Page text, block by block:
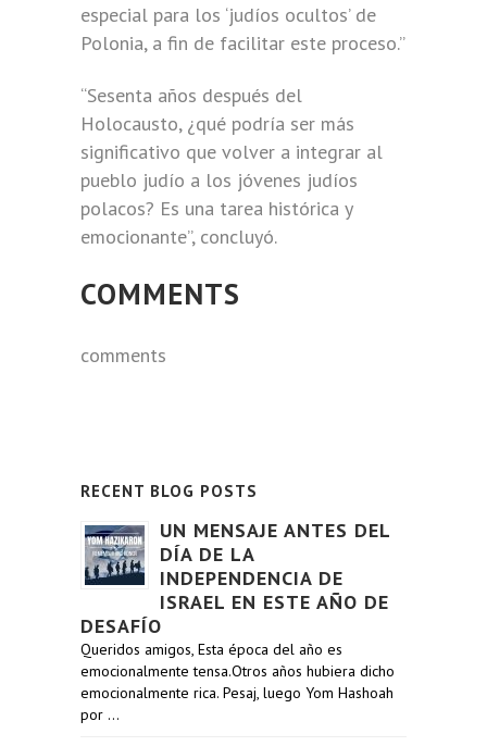
especial para los ‘judíos ocultos’ de
Polonia, a fin de facilitar este proceso.”
“Sesenta años después del
Holocausto, ¿qué podría ser más
significativo que volver a integrar al
pueblo judío a los jóvenes judíos
polacos? Es una tarea histórica y
emocionante”, concluyó.
COMMENTS
comments
RECENT BLOG POSTS
UN MENSAJE ANTES DEL
DÍA DE LA
INDEPENDENCIA DE
ISRAEL EN ESTE AÑO DE
DESAFÍO
Queridos amigos, Esta época del año es
emocionalmente tensa.Otros años hubiera dicho
emocionalmente rica. Pesaj, luego Yom Hashoah
por …